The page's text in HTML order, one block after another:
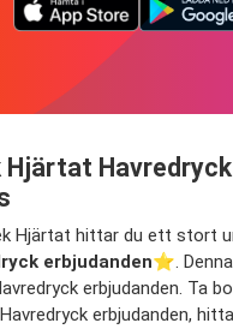
Hjärtat hittar du ett stort
erbjudanden⭐️.
erbjudanden. Ta
erbjudanden,